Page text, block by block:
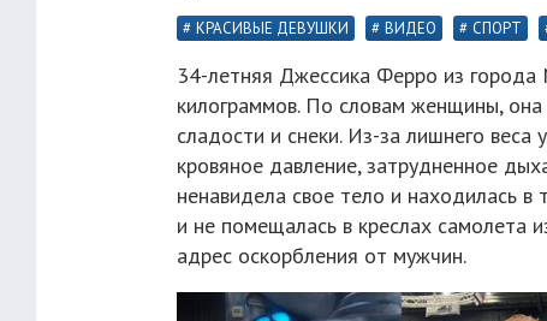
КРАСИВЫЕ ДЕВУШКИ ВИДЕО СПОРТ
34-летняя Джессика Ферро из
килограммов. По словам женщины,
сладости и снеки. Из-за лишнего
кровяное давление, затрудненное
ненавидела свое тело и находилась
и не помещалась в креслах самолета
адрес оскорбления от мужчин.